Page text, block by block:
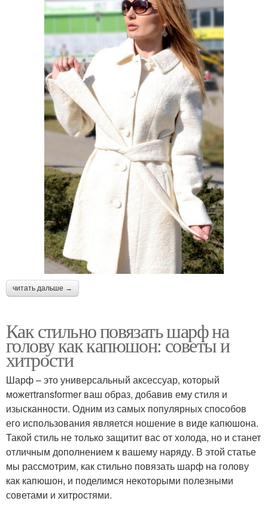
читать дальше →
Как стильно повязать шарф на
голову как капюшон: советы и
хитрости
Шарф – это универсальный аксессуар, который
можетtransformer ваш образ, добавив ему стиля и
изысканности. Одним из самых популярных способов
его использования является ношение в виде капюшона.
Такой стиль не только защитит вас от холода, но и станет
отличным дополнением к вашему наряду. В этой статье
мы рассмотрим, как стильно повязать шарф на голову
как капюшон, и поделимся некоторыми полезными
советами и хитростями.